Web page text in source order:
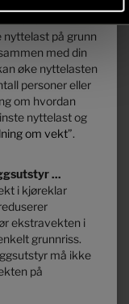
høyere nyttelasten på
økte egenvekten av
av eventuelle
fra.
og konfigurasjonen av
".
på grunn
med din
øke nyttelasten
personer eller
om hvordan
nyttelast og
om vekt”.
...
i kjøreklar
ekstravekten i
grunnriss.
må ikke
på